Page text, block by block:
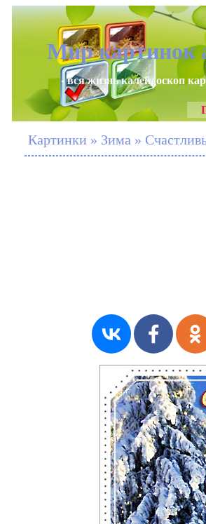
Мир картинок
- вся жизнь калейдоскоп
Картинки » Зима »